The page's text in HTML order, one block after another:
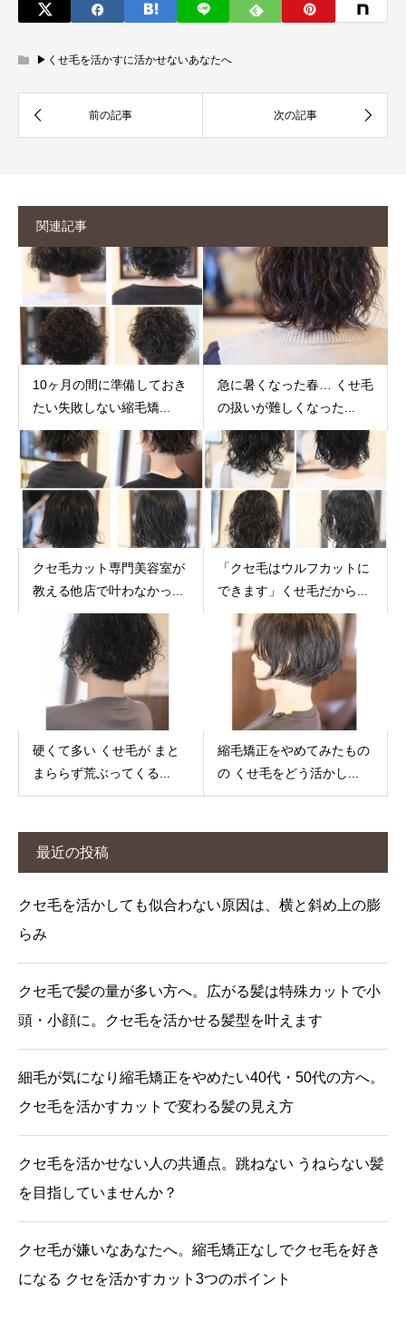
▶︎くせ毛を活かすに活かせないあなたへ
関連記事
10ヶ月の間に準備しておき
たい失敗しない縮毛矯...
急に暑くなった春… くせ毛
の扱いが難しくなった...
クセ毛カット専門美容室が
教える他店で叶わなかっ...
「クセ毛はウルフカットに
できます」くせ毛だから...
硬くて多い くせ毛が まと
まららず荒ぶってくる...
縮毛矯正をやめてみたもの
の くせ毛をどう活かし...
最近の投稿
クセ毛を活かしても似合わない原因は、横と斜め上の膨
らみ
クセ毛で髪の量が多い方へ。広がる髪は特殊カットで小
頭・小顔に。クセ毛を活かせる髪型を叶えます
細毛が気になり縮毛矯正をやめたい40代・50代の方へ。
クセ毛を活かすカットで変わる髪の見え方
クセ毛を活かせない人の共通点。跳ねない うねらない髪
を目指していませんか？
クセ毛が嫌いなあなたへ。縮毛矯正なしでクセ毛を好き
になる クセを活かすカット3つのポイント